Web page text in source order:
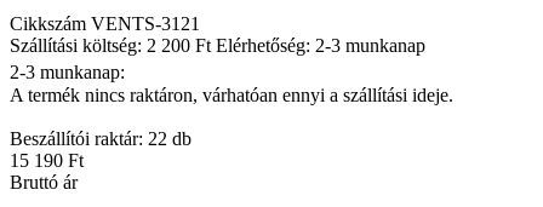
Cikkszám VENTS-3121
Szállítási költség: 2 200 FtElérhetőség: 2-3 munkanap
2-3 munkanap:
A termék nincs raktáron, várhatóan ennyi a szállítási ideje.
Beszállítói raktár: 22 db
15 190 Ft
Bruttó ár